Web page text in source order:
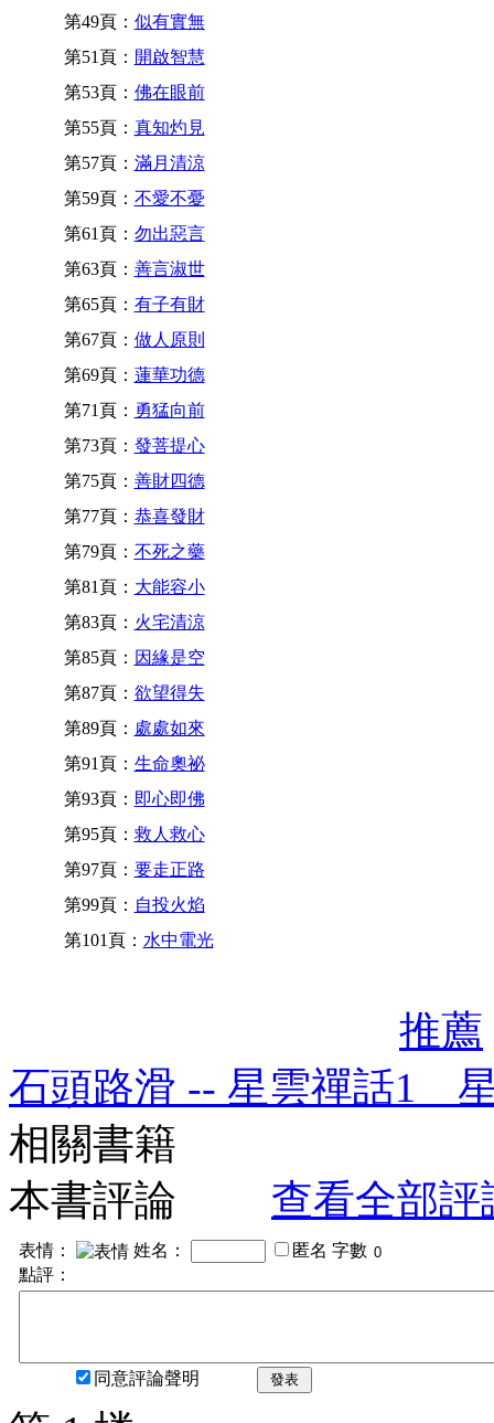
第49頁： 似有實無
第51頁： 開啟智慧
第53頁： 佛在眼前
第55頁： 真知灼見
第57頁： 滿月清涼
第59頁： 不愛不憂
第61頁： 勿出惡言
第63頁： 善言淑世
第65頁： 有子有財
第67頁： 做人原則
第69頁： 蓮華功德
第71頁： 勇猛向前
第73頁： 發菩提心
第75頁： 善財四德
第77頁： 恭喜發財
第79頁： 不死之藥
第81頁： 大能容小
第83頁： 火宅清涼
第85頁： 因緣是空
第87頁： 欲望得失
第89頁： 處處如來
第91頁： 生命奧祕
第93頁： 即心即佛
第95頁： 救人救心
第97頁： 要走正路
第99頁： 自投火焰
第101頁： 水中電光
推薦
石頭路滑 -- 星雲禪話1
相關書籍
本書評論
查看全部評
表情： 姓名： 匿名 字數
點評：
同意評論聲明 發表